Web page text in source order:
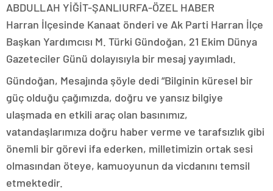
ABDULLAH YİĞİT-ŞANLIURFA-ÖZEL HABER
Harran İlçesinde Kanaat önderi ve Ak Parti Harran İlçe
Başkan Yardımcısı M. Türki Gündoğan, 21 Ekim Dünya
Gazeteciler Günü dolayısıyla bir mesaj yayımladı.
Gündoğan, Mesajında şöyle dedi “Bilginin küresel bir
güç olduğu çağımızda, doğru ve yansız bilgiye
ulaşmada en etkili araç olan basınımız,
vatandaşlarımıza doğru haber verme ve tarafsızlık gibi
önemli bir görevi ifa ederken, milletimizin ortak sesi
olmasından öteye, kamuoyunun da vicdanını temsil
etmektedir.